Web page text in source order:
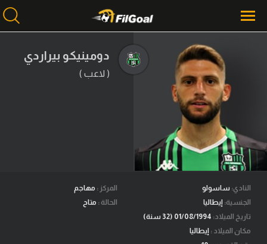
محتوى إخباري
الرئيسية
مباريات
ميركاتو
فانتازي في الجول
مسابقة التوقعات
فيديوهات
دومينيكو بيراردي
( لاعب )
النادي: ساسولو
الجنسية: إيطاليا
تاريخ الميلاد:
مكان الميلاد : إيطاليا
المركز : مهاجم
الحالة : متاح